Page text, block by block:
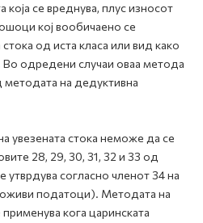
која се вреднува, плус износот
кој вообичаено се
од иста класа или вид како
Во одредени случаи оваа метода
на дедуктивна
увезената стока неможе да се
28, 29, 30, 31, 32 и 33 од
утврдува согласно членот 34 на
податоци). Методата на
кога царинската